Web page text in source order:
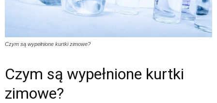
Czym są wypełnione kurtki zimowe?
Czym są wypełnione kurtki
zimowe?